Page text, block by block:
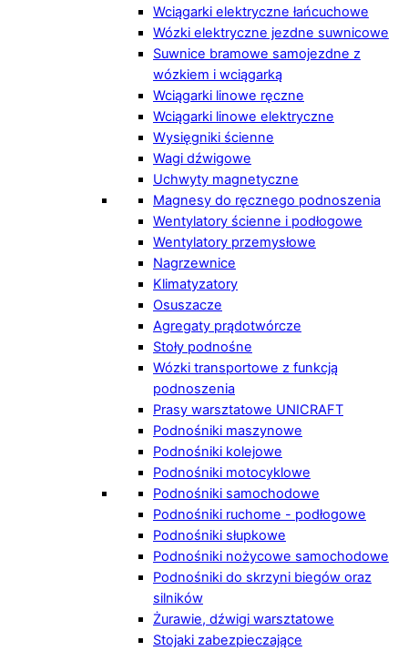
Wciągarki elektryczne łańcuchowe
Wózki elektryczne jezdne suwnicowe
Suwnice bramowe samojezdne z
wózkiem i wciągarką
Wciągarki linowe ręczne
Wciągarki linowe elektryczne
Wysięgniki ścienne
Wagi dźwigowe
Uchwyty magnetyczne
Magnesy do ręcznego podnoszenia
Wentylatory ścienne i podłogowe
Wentylatory przemysłowe
Nagrzewnice
Klimatyzatory
Osuszacze
Agregaty prądotwórcze
Stoły podnośne
Wózki transportowe z funkcją
podnoszenia
Prasy warsztatowe UNICRAFT
Podnośniki maszynowe
Podnośniki kolejowe
Podnośniki motocyklowe
Podnośniki samochodowe
Podnośniki ruchome - podłogowe
Podnośniki słupkowe
Podnośniki nożycowe samochodowe
Podnośniki do skrzyni biegów oraz
silników
Żurawie, dźwigi warsztatowe
Stojaki zabezpieczające